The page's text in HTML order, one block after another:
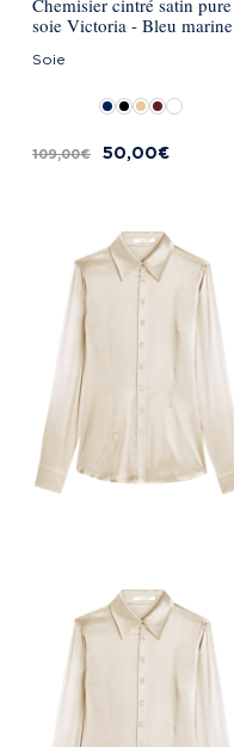
soie Victoria - Bleu marine
Soie
109,00 € 50,00 €